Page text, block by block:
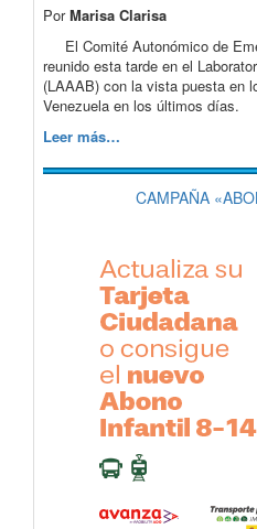
PorMarisa Clarisa
El Comité Autonómico de
reunido esta tarde en el
(LAAAB) con la vista puesta en
Venezuela en los últimos días.
Leer más…
CAMPAÑA